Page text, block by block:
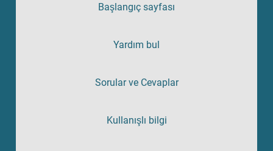
Başlangıç sayfası
Yardım bul
Sorular ve Cevaplar
Kullanışlı bilgi